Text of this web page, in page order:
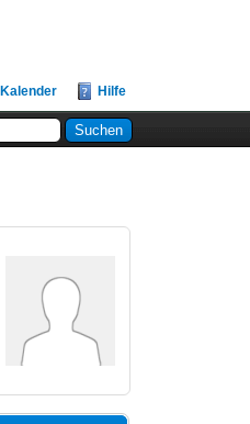
Kalender Hilfe